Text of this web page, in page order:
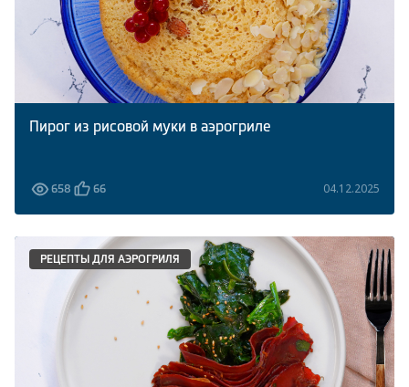
Пирог из рисовой муки в аэрогриле
658 66 04.12.2025
РЕЦЕПТЫ ДЛЯ АЭРОГРИЛЯ